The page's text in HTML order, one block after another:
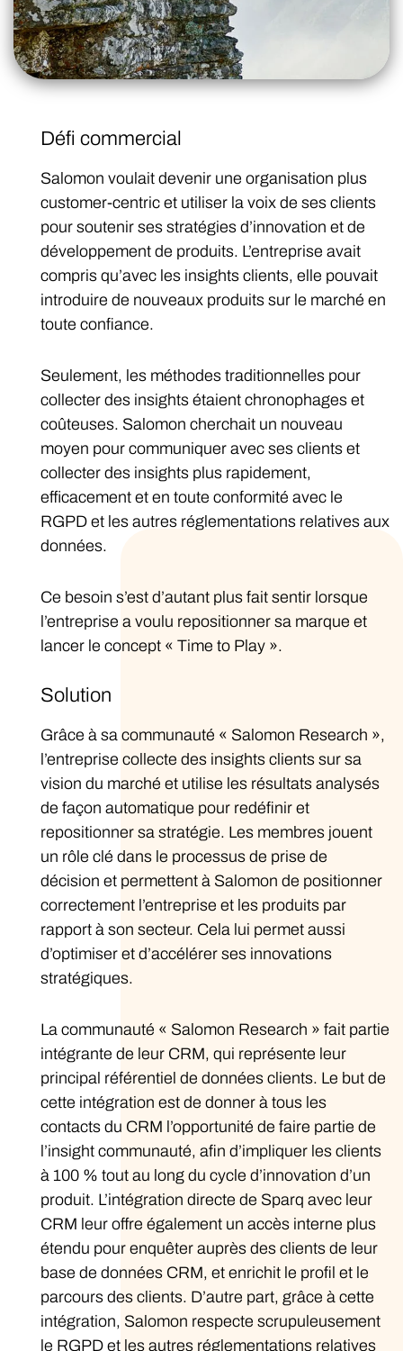
Défi commercial
Salomon voulait devenir une organisation plus
customer-centric et utiliser la voix de ses clients
pour soutenir ses stratégies d’innovation et de
développement de produits. L’entreprise avait
compris qu’avec les insights clients, elle pouvait
introduire de nouveaux produits sur le marché en
toute confiance.
Seulement, les méthodes traditionnelles pour
collecter des insights étaient chronophages et
coûteuses. Salomon cherchait un nouveau
moyen pour communiquer avec ses clients et
collecter des insights plus rapidement,
efficacement et en toute conformité avec le
RGPD et les autres réglementations relatives aux
données.
Ce besoin s’est d’autant plus fait sentir lorsque
l’entreprise a voulu repositionner sa marque et
lancer le concept « Time to Play ».
Solution
Grâce à sa communauté « Salomon Research »,
l’entreprise collecte des insights clients sur sa
vision du marché et utilise les résultats analysés
de façon automatique pour redéfinir et
repositionner sa stratégie. Les membres jouent
un rôle clé dans le processus de prise de
décision et permettent à Salomon de positionner
correctement l’entreprise et les produits par
rapport à son secteur. Cela lui permet aussi
d’optimiser et d’accélérer ses innovations
stratégiques.
La communauté « Salomon Research » fait partie
intégrante de leur CRM, qui représente leur
principal référentiel de données clients. Le but de
cette intégration est de donner à tous les
contacts du CRM l’opportunité de faire partie de
l’insight communauté, afin d’impliquer les clients
à 100 % tout au long du cycle d’innovation d’un
produit. L’intégration directe de Sparq avec leur
CRM leur offre également un accès interne plus
étendu pour enquêter auprès des clients de leur
base de données CRM, et enrichit le profil et le
parcours des clients. D’autre part, grâce à cette
intégration, Salomon respecte scrupuleusement
le RGPD et les autres réglementations relatives